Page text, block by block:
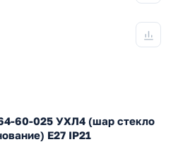
60-025 УХЛ4 (шар стекло
E27 IP21